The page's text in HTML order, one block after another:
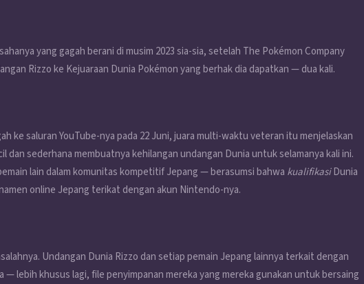
yang gagah berani di musim 2023 sia-sia, setelah The Pokémon Company
Rizzo ke Kejuaraan Dunia Pokémon yang berhak dia dapatkan — dua kali.
ke saluran YouTube-nya pada 22 Juni, juara multi-waktu veteran itu menjelaskan
dan sederhana membuatnya kehilangan undangan Dunia untuk selamanya kali ini.
lain dalam komunitas kompetitif Jepang — berasumsi bahwa kualifikasiDunia
online Jepang terikat dengan akun Nintendo-nya.
Undangan Dunia Rizzo dan setiap pemain Jepang lainnya terkait dengan
— lebih khusus lagi, file penyimpanan mereka yang mereka gunakan untuk bersaing